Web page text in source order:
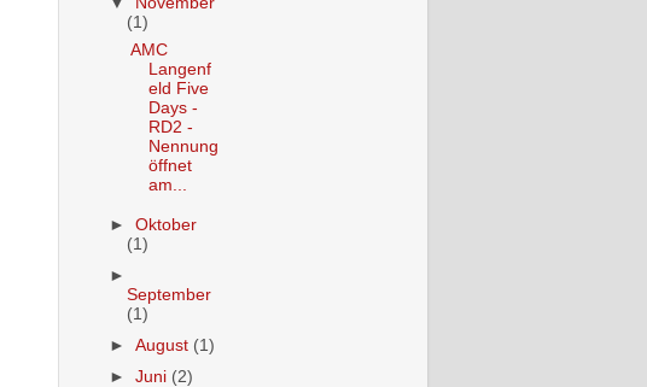
(1)
AMC
Langenf
eld Five
Days -
RD2 -
Nennung
öffnet
am...
►Oktober
(1)
►
September
(1)
►August (1)
►Juni (2)